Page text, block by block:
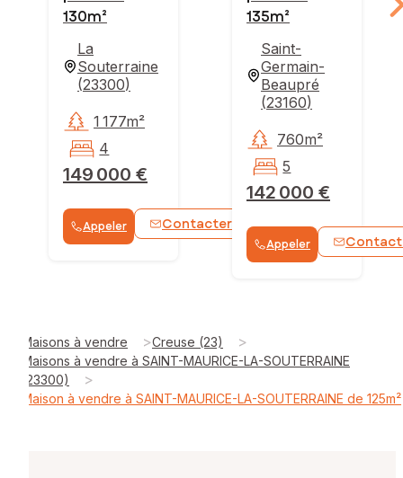
130m²
La
Souterraine
(23300)
149 000 €
1 177m²
4
Appeler Contacter WhatsApp
135m²
Saint-
Germain-
Beaupré
(23160)
142 000 €
760m²
5
Appeler
Maisons à vendre >Creuse (23) >
Maisons à vendre à SAINT-MAURICE-LA-SOUTERRAINE
(23300)
>
Maison à vendre à SAINT-MAURICE-LA-SOUTERRAINE de 125m²